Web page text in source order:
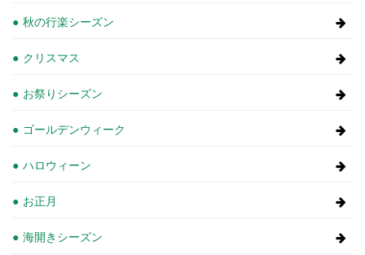
秋の行楽シーズン
クリスマス
お祭りシーズン
ゴールデンウィーク
ハロウィーン
お正月
海開きシーズン